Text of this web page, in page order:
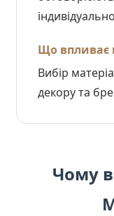
Що впливає
Вибір
декору та
Чому